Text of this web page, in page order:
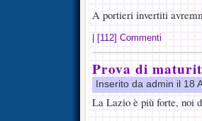
A portieri invertiti
[112] Commenti
Prova di
Inserito da admin il 18
La Lazio è più forte, noi